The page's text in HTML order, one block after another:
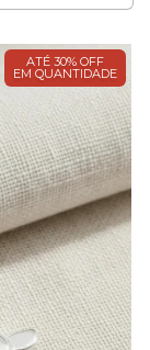
ATÉ 30% OFF
EM QUANTIDADE